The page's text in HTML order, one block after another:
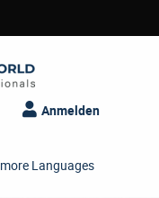
Anmelden
more Languages